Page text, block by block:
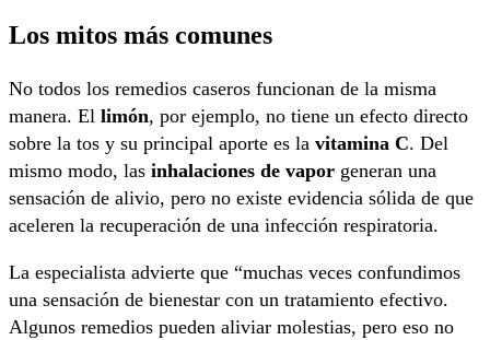
Los mitos más comunes
No todos los remedios caseros funcionan de la misma
manera. El limón, por ejemplo, no tiene un efecto directo
sobre la tos y su principal aporte es la vitamina C. Del
mismo modo, las inhalaciones de vapor generan una
sensación de alivio, pero no existe evidencia sólida de que
aceleren la recuperación de una infección respiratoria.
La especialista advierte que “muchas veces confundimos
una sensación de bienestar con un tratamiento efectivo.
Algunos remedios pueden aliviar molestias, pero eso no